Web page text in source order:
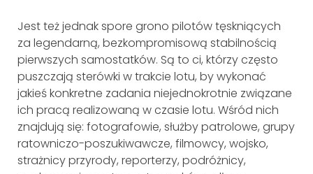
Jest też jednak spore grono pilotów tęskniących
za legendarną, bezkompromisową stabilnością
pierwszych samostatków. Są to ci, którzy często
puszczają sterówki w trakcie lotu, by wykonać
jakieś konkretne zadania niejednokrotnie związane
ich pracą realizowaną w czasie lotu. Wśród nich
znajdują się: fotografowie, służby patrolowe, grupy
ratowniczo-poszukiwawcze, filmowcy, wojsko,
strażnicy przyrody, reporterzy, podróżnicy,